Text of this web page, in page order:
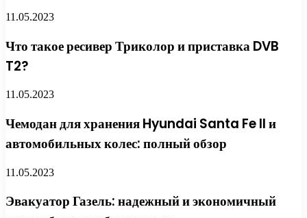
11.05.2023
Что такое ресивер Триколор и приставка DVB
T2?
11.05.2023
Чемодан для хранения Hyundai Santa Fe II и
автомобильных колес: полный обзор
11.05.2023
Эвакуатор Газель: надежный и экономичный